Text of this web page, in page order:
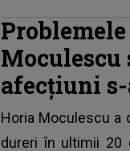
Moculescu
afecțiuni
Horia Moculescu a
dureri în ultimii 20